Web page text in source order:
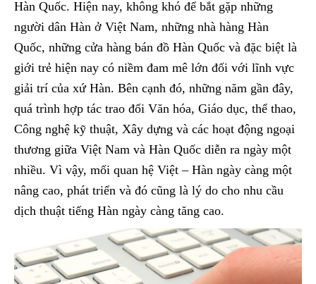
Hàn Quốc. Hiện nay, không khó để bắt gặp những
người dân Hàn ở Việt Nam, những nhà hàng Hàn
Quốc, những cửa hàng bán đồ Hàn Quốc và đặc biệt là
giới trẻ hiện nay có niềm đam mê lớn đối với lĩnh vực
giải trí của xứ Hàn. Bên cạnh đó, những năm gần đây,
quá trình hợp tác trao đổi Văn hóa, Giáo dục, thể thao,
Công nghệ kỹ thuật, Xây dựng và các hoạt động ngoại
thương giữa Việt Nam và Hàn Quốc diễn ra ngày một
nhiều. Vì vậy, mối quan hệ Việt – Hàn ngày càng một
nâng cao, phát triển và đó cũng là lý do cho nhu cầu
dịch thuật tiếng Hàn ngày càng tăng cao.